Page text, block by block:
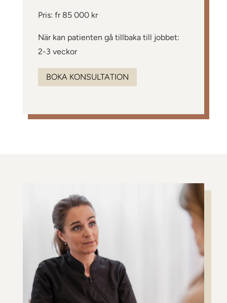
Pris: fr 85 000 kr
När kan patienten gå tillbaka till jobbet:
2-3 veckor
BOKA KONSULTATION